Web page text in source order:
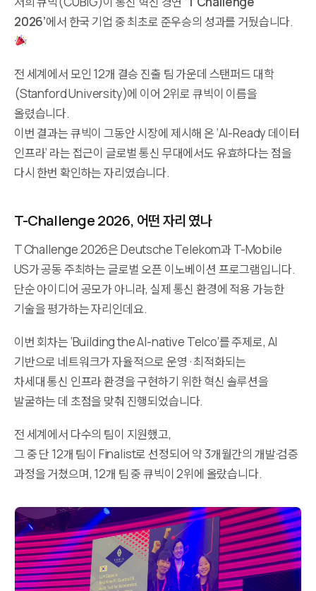
2026’에서 한국 기업 중 최초로 준우승의 성과를 거뒀습니다.
​전 세계에서 모인 12개 결승 진출 팀 가운데 스탠퍼드 대학
(Stanford University)에 이어 2위로 큐빅이 이름을
올렸습니다.
이번 결과는 큐빅이 그동안 시장에 제시해 온 ‘AI-Ready 데이터
인프라’ 라는 접근이 글로벌 통신 무대에서도 유효하다는 점을
다시 한번 확인하는 자리였습니다.
T-Challenge 2026, 어떤 자리 였나
T Challenge 2026은 Deutsche Telekom과 T-Mobile
US가 공동 주최하는 글로벌 오픈 이노베이션 프로그램입니다.
단순 아이디어 공모가 아니라, 실제 통신 환경에 적용 가능한
기술을 평가하는 자리인데요.
이번 회차는 ‘Building the AI-native Telco’를 주제로, AI
기반으로 네트워크가 자율적으로 운영 · 최적화되는
차세대 통신 인프라 환경을 구현하기 위한 혁신 솔루션을
발굴하는 데 초점을 맞춰 진행되었습니다.
전 세계에서 다수의 팀이 지원했고,
그 중 단 12개 팀이 Finalist로 선정되어 약 3개월간의 개발·검증
과정을 거쳤으며, 12개 팀 중 큐빅이 2위에 올랐습니다.